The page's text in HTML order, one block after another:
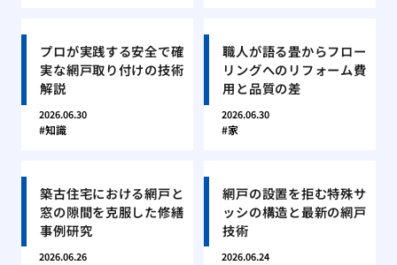
プロが実践する安全で確
実な網戸取り付けの技術
解説
2026.06.30
知識
職人が語る畳からフロー
リングへのリフォーム費
用と品質の差
2026.06.30
家
築古住宅における網戸と
窓の隙間を克服した修繕
事例研究
2026.06.26
網戸の設置を拒む特殊サ
ッシの構造と最新の網戸
技術
2026.06.24